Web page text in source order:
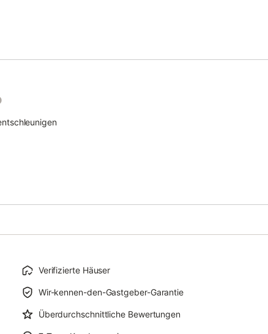
Verifizierte Häuser
Wir-kennen-den-Gastgeber-Garantie
Überdurchschnittliche Bewertungen